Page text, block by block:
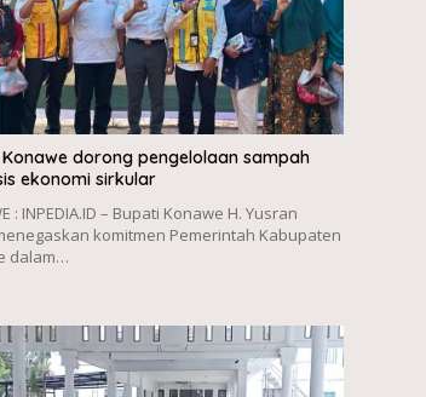
dorong pengelolaan sampah
ekonomi sirkular
: INPEDIA.ID – Bupati Konawe H. Yusran
komitmen Pemerintah Kabupaten
dalam…